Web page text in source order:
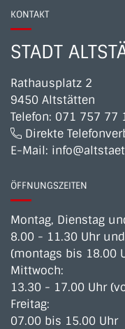
KONTAKT
STADT
Rathausplatz 2
9450 Altstätten
Telefon: 071 757 77
Direkte
E-Mail:
ÖFFNUNGSZEITEN
Montag, Dienstag
8.00 - 11.30 Uhr
(montags bis 18.00
Mittwoch:
13.30 - 17.00 Uhr
Freitag:
07.00 bis 15.00 Uhr